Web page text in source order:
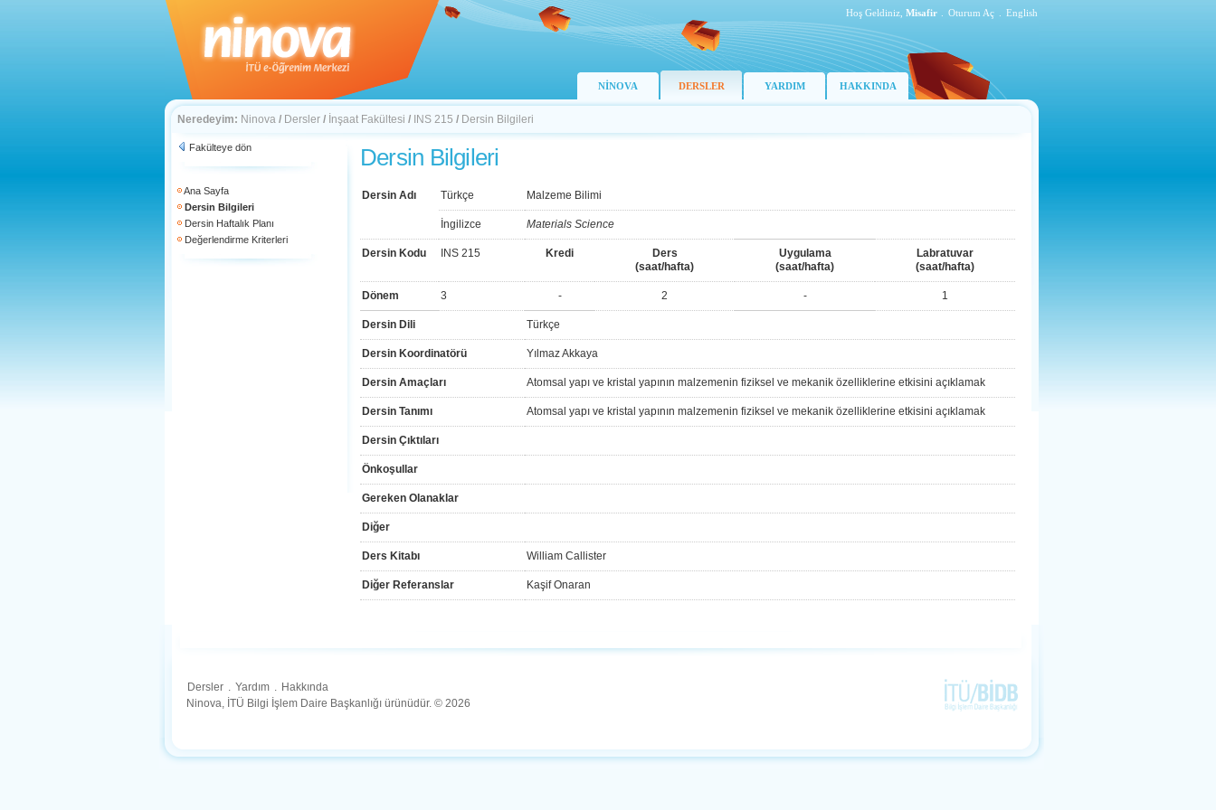
Hoş Geldiniz, Misafir Oturum Aç English
NİNOVA DERSLER YARDIM HAKKINDA
Neredeyim: Ninova / Dersler / İnşaat Fakültesi / INS 215 / Dersin Bilgileri
Fakülteye dön
Ana Sayfa
Dersin Bilgileri
Dersin Haftalık Planı
Değerlendirme Kriterleri
Dersin Bilgileri
Dersin Adı Türkçe Malzeme Bilimi
İngilizce Materials Science
Dersin Kodu INS 215 Kredi
Ders
(saat/hafta)
Uygulama
(saat/hafta)
Labratuvar
(saat/hafta)
Dönem 3 - 2 - 1
Dersin Dili Türkçe
Dersin Koordinatörü Yılmaz Akkaya
Dersin Amaçları Atomsal yapı ve kristal yapının malzemenin fiziksel ve mekanik özelliklerine etkisini açıklamak
Dersin Tanımı Atomsal yapı ve kristal yapının malzemenin fiziksel ve mekanik özelliklerine etkisini açıklamak
Dersin Çıktıları
Önkoşullar
Gereken Olanaklar
Diğer
Ders Kitabı William Callister
Diğer Referanslar Kaşif Onaran
Dersler . Yardım . Hakkında
Ninova, İTÜ Bilgi İşlem Daire Başkanlığı ürünüdür. © 2026